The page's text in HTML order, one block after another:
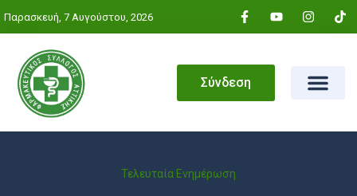
Παρασκευή, 7 Αυγούστου, 2026
Σύνδεση
Τελευταία Ενημέρωση